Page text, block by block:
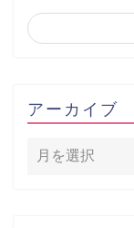
アーカイブ